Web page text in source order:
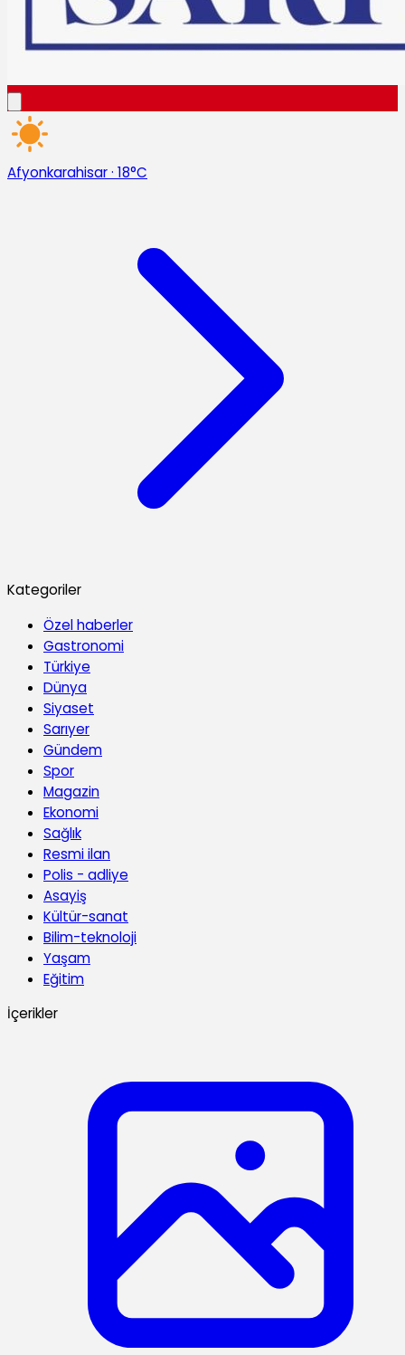
Afyonkarahisar· 18°C
Kategoriler
Özel haberler
Gastronomi
Türkiye
Dünya
Siyaset
Sarıyer
Gündem
Spor
Magazin
Ekonomi
Sağlık
Resmi ilan
Polis - adliye
Asayiş
Kültür-sanat
Bilim-teknoloji
Yaşam
Eğitim
İçerikler